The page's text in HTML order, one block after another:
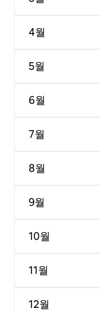
4월
5월
6월
7월
8월
9월
10월
11월
12월